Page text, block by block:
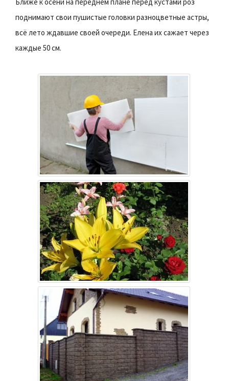
поднимают свои пушистые головки разноцветные астры,
всё лето ждавшие своей очереди. Елена их сажает через
каждые 50 см.